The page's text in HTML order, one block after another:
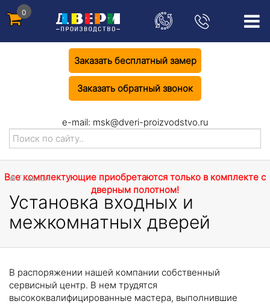
0
Заказать бесплатный замер
Заказать обратный звонок
e-mail: msk@dveri-proizvodstvo.ru
Все комплектующие приобретаются только в комплекте с
дверным полотном!
Главная
Установка входных и
межкомнатных дверей
В распоряжении нашей компании собственный
сервисный центр. В нем трудятся
высококвалифицированные мастера, выполнившие